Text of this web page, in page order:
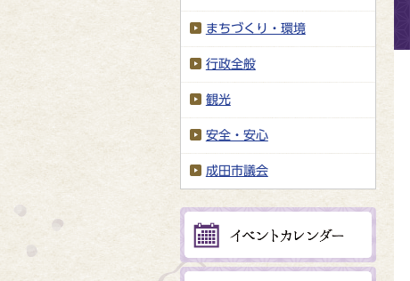
まちづくり・環境
行政全般
観光
安全・安心
成田市議会